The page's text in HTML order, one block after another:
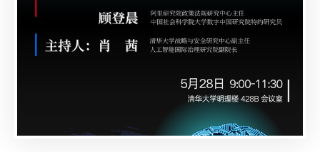
出现代国家及其暴力形态的呢？